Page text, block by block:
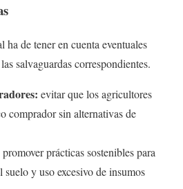
de tener en cuenta eventuales
salvaguardas correspondientes.
evitar que los agricultores
comprador sin alternativas de
promover prácticas sostenibles para
y uso excesivo de insumos